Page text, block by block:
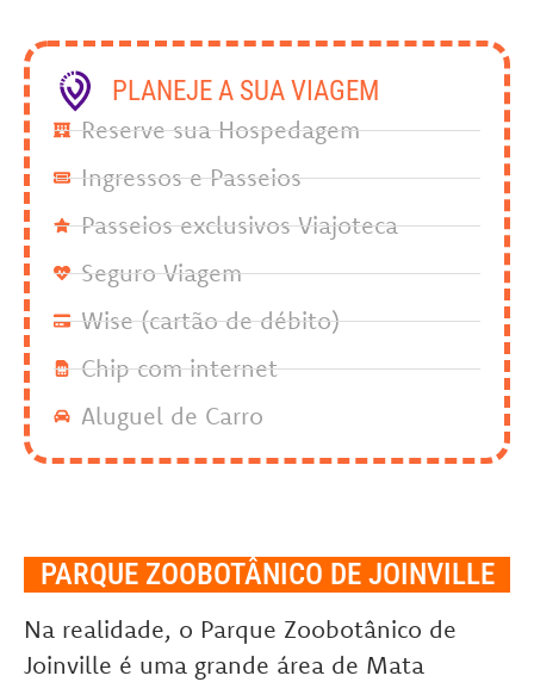
PLANEJE A SUA VIAGEM
Reserve sua Hospedagem
Ingressos e Passeios
Passeios exclusivos Viajoteca
Seguro Viagem
Wise (cartão de débito)
Chip com internet
Aluguel de Carro
PARQUE ZOOBOTÂNICO DE JOINVILLE
Na realidade, o Parque Zoobotânico de
Joinville é uma grande área de Mata